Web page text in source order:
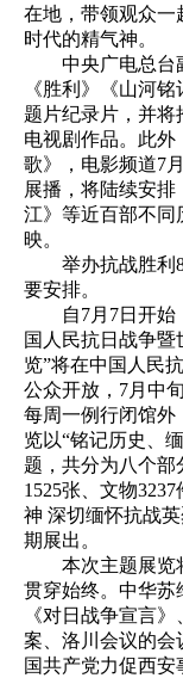
在地，带领观众一
时代的精气神。
中央广电总台副
《胜利》《山河
题片纪录片，并将
电视剧作品。此
歌》，电影频道7
展播，将陆续安
江》等近百部不同
映。
举办抗战胜利
要安排。
自7月7日开始
国人民抗日战争暨
览”将在中国人民
公众开放，7月中
每周一例行闭馆外
览以“铭记历史、
题，共分为八个部
1525张、文物
神 深切缅怀抗战
期展出。
本次主题展览将
贯穿始终。中华苏
《对日战争宣言
案、洛川会议的会
国共产党力促西